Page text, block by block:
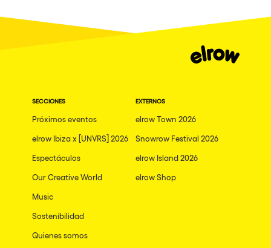
SECCIONES
Próximos eventos
elrow Ibiza x [UNVRS] 2026
Espectáculos
Our Creative World
Music
Sostenibilidad
Quienes somos
EXTERNOS
elrow Town 2026
Snowrow Festival 2026
elrow Island 2026
elrow Shop